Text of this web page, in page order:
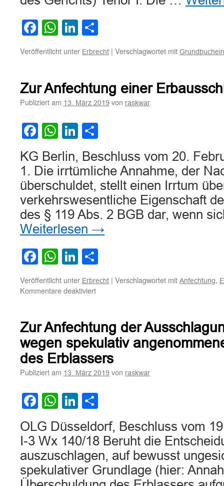
Facebook
WhatsApp
LinkedIn
Veröffentlicht unter Erbrecht | Verschlagwortet mit
Zur Anfechtung einer
Publiziert am 13. März 2019 von raskwar
Facebook
WhatsApp
LinkedIn
KG Berlin, Beschluss vom 20.
1. Die irrtümliche Annahme, der
überschuldet, stellt einen Irrtum
verkehrswesentliche Eigenschaft
des § 119 Abs. 2 BGB dar, wenn
Weiterlesen →
Facebook
WhatsApp
LinkedIn
Veröffentlicht unter Erbrecht | Verschlagwortet mit Anfechtung,
Kommentare deaktiviertfür
Erbausschlagungserklärung
Zur Anfechtung der
wegen spekulativ
des Erblassers
Publiziert am 13. März 2019 von raskwar
Facebook
WhatsApp
LinkedIn
OLG Düsseldorf, Beschluss vom
I-3 Wx 140/18 Beruht die
auszuschlagen, auf bewusst
spekulativer Grundlage (hier: